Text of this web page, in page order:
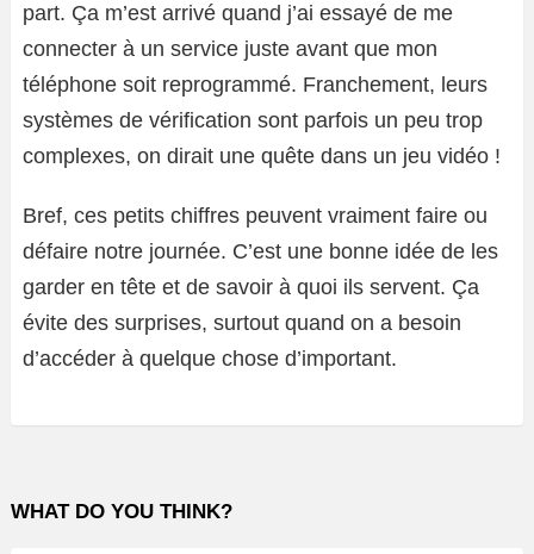
part. Ça m’est arrivé quand j’ai essayé de me
connecter à un service juste avant que mon
téléphone soit reprogrammé. Franchement, leurs
systèmes de vérification sont parfois un peu trop
complexes, on dirait une quête dans un jeu vidéo !
Bref, ces petits chiffres peuvent vraiment faire ou
défaire notre journée. C’est une bonne idée de les
garder en tête et de savoir à quoi ils servent. Ça
évite des surprises, surtout quand on a besoin
d’accéder à quelque chose d’important.
WHAT DO YOU THINK?